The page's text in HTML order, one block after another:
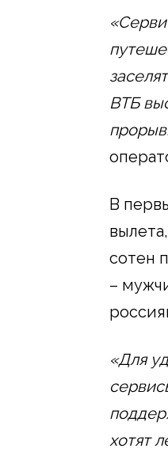
ВТБ
В
сотен
–
«Для
хотят